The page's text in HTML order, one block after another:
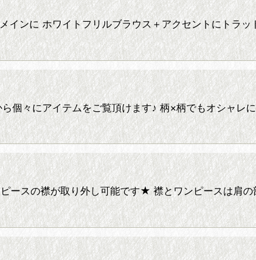
ンに ホワイトフリルブラウス＋アクセントにトラッ
々にアイテムをご覧頂けます♪ 柄×柄でもオシャレ
ースの襟が取り外し可能です★ 襟とワンピースは肩